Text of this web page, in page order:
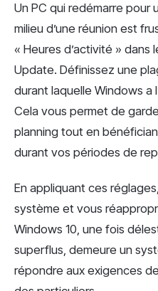
Un PC qui redémarre pour
milieu d’une réunion est
« Heures d’activité » dans
Update. Définissez une
durant laquelle Windows a
Cela vous permet de
planning tout en
durant vos périodes de
En appliquant ces
système et vous
Windows 10, une fois
superflus, demeure un
répondre aux exigences